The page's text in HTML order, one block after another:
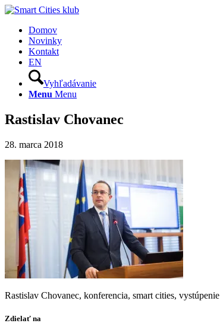
Domov
Novinky
Kontakt
EN
Vyhľadávanie
Menu Menu
Rastislav Chovanec
28. marca 2018
Rastislav Chovanec, konferencia, smart cities, vystúpenie
Zdielať na